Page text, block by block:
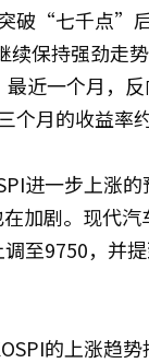
破“七千点”
续保持强劲走
近一个月，
个月的收益率
进一步上涨
加剧。现代
至9750，并
的上涨趋